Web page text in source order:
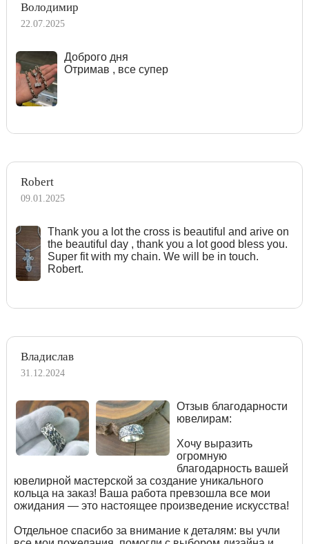
Володимир
22.07.2025
Доброго дня
Отримав , все супер
Robert
09.01.2025
Тhank you a lot the cross is beautiful and arive on
the beautiful day , thank you a lot good bless you.
Super fit with my chain. We will be in touch.
Robert.
Владислав
31.12.2024
Отзыв благодарности
ювелирам:
Хочу выразить
огромную
благодарность вашей
ювелирной мастерской за создание уникального
кольца на заказ! Ваша работа превзошла все мои
ожидания — это настоящее произведение искусства!
Отдельное спасибо за внимание к деталям: вы учли